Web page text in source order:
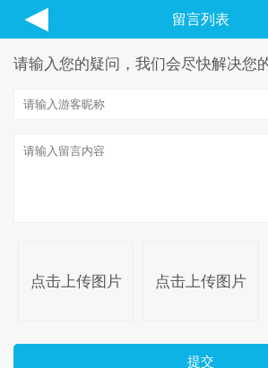
◀ 留言列表
请输入您的疑问，我们会尽快解决您
点击上传图片 点击上传图片
提交